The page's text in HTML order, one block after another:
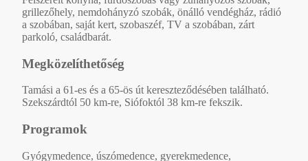
grillezőhely, nemdohányzó szobák, önálló vendégház, rádió
a szobában, saját kert, szobaszéf, TV a szobában, zárt
parkoló, családbarát.
Megközelíthetőség
Tamási a 61-es és a 65-ös út kereszteződésében található.
Szekszárdtól 50 km-re, Siófoktól 38 km-re fekszik.
Programok
Gyógymedence, úszómedence, gyerekmedence,